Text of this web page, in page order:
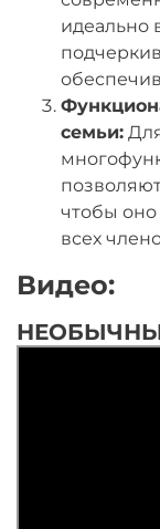
идеально
семьи:
чтобы
всех
Видео: